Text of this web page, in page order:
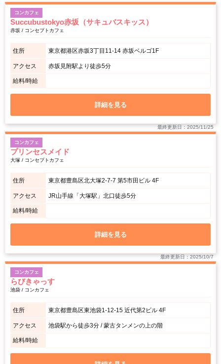
コンカフェ
Succubustokyo赤坂（サキュバスキッス）
赤坂 / コンセプトカフェ
住所 東京都港区赤坂3丁目11-14 赤坂ベルゴ1F
アクセス 赤坂見附駅より徒歩5分
給料/時給
詳細を見る
最終更新日：2025/11/25
コンカフェ
プリンセスメイド
大塚 / コンセプトカフェ
住所 東京都豊島区北大塚2-7-7 第5市田ビル 4F
アクセス JR山手線「大塚駅」北口徒歩5分
給料/時給
詳細を見る
最終更新日：2025/10/7
コンカフェ
らびきゃっす
池袋 / コンカフェ
住所 東京都豊島区東池袋1-12-15 近代第2ビル 4F
アクセス 池袋駅から徒歩3分 / 蒙古タンメンの上の階
給料/時給